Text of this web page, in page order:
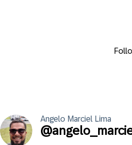
Angelo Marciel Lima
@